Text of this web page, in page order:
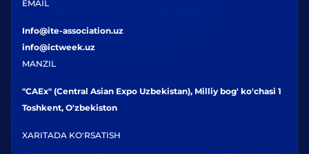
EMAIL
Info@ite-association.uz
info@ictweek.uz
MANZIL
"CAEx" (Central Asian Expo Uzbekistan), Milliy bog' ko'chasi 1
Toshkent, O'zbekiston
XARITADA KO'RSATISH